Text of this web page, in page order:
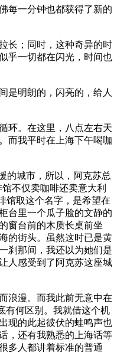
每一分钟也都获得了新的
长；同时，这种奇异的时
乎一切都在闪光，时间也
是明朗的，闪亮的，给人
环。在这里，八点左右天
而我平时在上海下午喝咖
的城市，所以，阿克苏总
不仅卖咖啡还卖意大利
馆取这个名字，是希望在
台里一个瓜子脸的文静的
窗台前的木质长桌前坐
的街头。虽然这时已是黄
刹那间，我还以为她们是
人感受到了阿克苏这座城
浪漫。而我此前无意中在
有何区别。我就借这个机
现的此起彼伏的蛙鸣声也
，还有我熟悉的上海话等
多人都讲着标准的普通